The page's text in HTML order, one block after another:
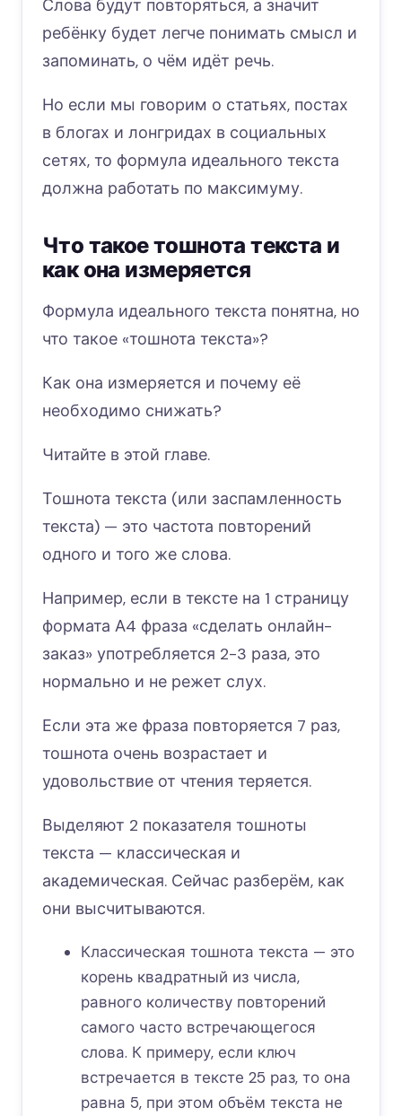
Слова будут повторяться, а значит
ребёнку будет легче понимать смысл и
запоминать, о чём идёт речь.
Но если мы говорим о статьях, постах
в блогах и лонгридах в социальных
сетях, то формула идеального текста
должна работать по максимуму.
Что такое тошнота текста и
как она измеряется
Формула идеального текста понятна, но
что такое «тошнота текста»?
Как она измеряется и почему её
необходимо снижать?
Читайте в этой главе.
Тошнота текста (или заспамленность
текста) — это частота повторений
одного и того же слова.
Например, если в тексте на 1 страницу
формата А4 фраза «сделать онлайн-
заказ» употребляется 2-3 раза, это
нормально и не режет слух.
Если эта же фраза повторяется 7 раз,
тошнота очень возрастает и
удовольствие от чтения теряется.
Выделяют 2 показателя тошноты
текста — классическая и
академическая. Сейчас разберём, как
они высчитываются.
Классическая тошнота текста — это
корень квадратный из числа,
равного количеству повторений
самого часто встречающегося
слова. К примеру, если ключ
встречается в тексте 25 раз, то она
равна 5, при этом объём текста не